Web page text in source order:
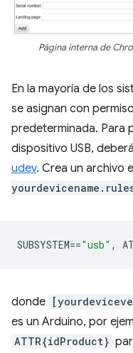
Página interna de
En la mayoría de los
se asignan con
predeterminada. Para
dispositivo USB,
udev. Crea un archivo
SUBSYSTEM=="usb" ,
donde
es un Arduino, por
ATTR{idProduct}